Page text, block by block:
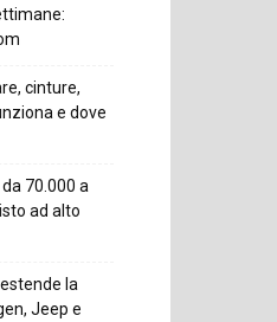
cinture,
e dove
70.000 a
ad alto
la
Jeep e